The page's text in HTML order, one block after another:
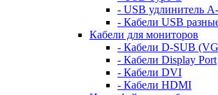
- USB удлинитель
- Кабели USB
Кабели для мониторов
- Кабели D-SUB
- Кабели Display Port
- Кабели DVI
- Кабели HDMI